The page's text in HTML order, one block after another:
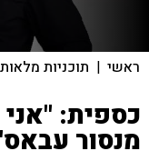
ראשי | תוכניות מלאות
כספית:
מנסור